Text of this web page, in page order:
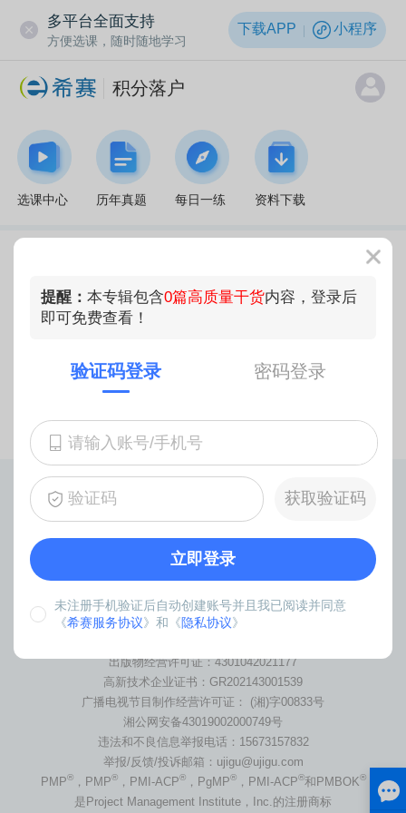
多平台全面支持
方便选课，随时随地学习
下载APP 小程序
积分落户
选课中心 历年真题 每日一练 资料下载
暂无数据
希赛百家号
400-111-9811
售后投诉：156-1612-8671
出版物经营许可证：4301042021177
高新技术企业证书：GR202143001539
广播电视节目制作经营许可证： (湘)字00833号
湘公网安备43019002000749号
违法和不良信息举报电话：15673157832
举报/反馈/投诉邮箱：ujigu@ujigu.com
PMP®，PMP®，PMI-ACP®，PgMP®，PMI-ACP®和PMBOK®
是Project Management Institute，Inc.的注册商标
提醒： 本专辑包含0篇高质量干货内容，登录后
即可免费查看！
验证码登录 密码登录
获取验证码
立即登录
未注册手机验证后自动创建账号并且我已阅读并同意
《希赛服务协议》和《隐私协议》